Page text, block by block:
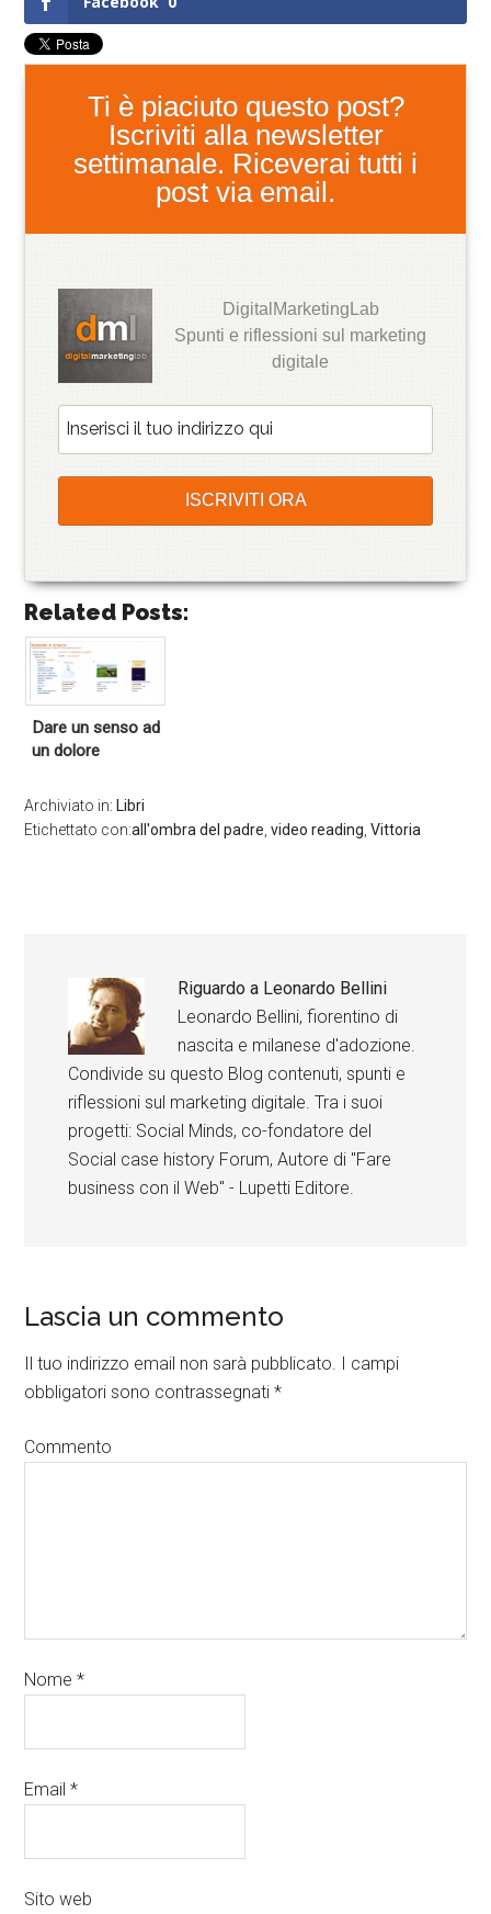
Ti è piaciuto questo post?
Iscriviti alla newsletter
settimanale. Riceverai tutti i
post via email.
DigitalMarketingLab
Spunti e riflessioni sul marketing
digitale
Related Posts:
Dare un senso ad
un dolore
Archiviato in: Libri
Etichettato con:all'ombra del padre ,video reading ,Vittoria
Riguardo a Leonardo Bellini
Leonardo Bellini, fiorentino di
nascita e milanese d'adozione.
Condivide su questo Blog contenuti, spunti e
riflessioni sul marketing digitale. Tra i suoi
progetti: Social Minds, co-fondatore del
Social case history Forum, Autore di "Fare
business con il Web" - Lupetti Editore.
Lascia un commento
Il tuo indirizzo email non sarà pubblicato. I campi
obbligatori sono contrassegnati*
Commento
Nome*
Email*
Sito web